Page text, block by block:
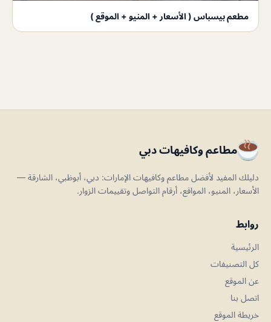
مطعم بيسباس ( الأسعار + المنيو + الموقع )
مطاعم وكافيهات دبي
دليلك المفيد لأفضل مطاعم وكافيهات الإمارات: دبي، أبوظبي، الشارقة —
الأسعار، المنيو، المواقع، أرقام التواصل وتقييمات الزوار.
روابط
الرئيسية
كل التصنيفات
عن الموقع
اتصل بنا
خريطة الموقع